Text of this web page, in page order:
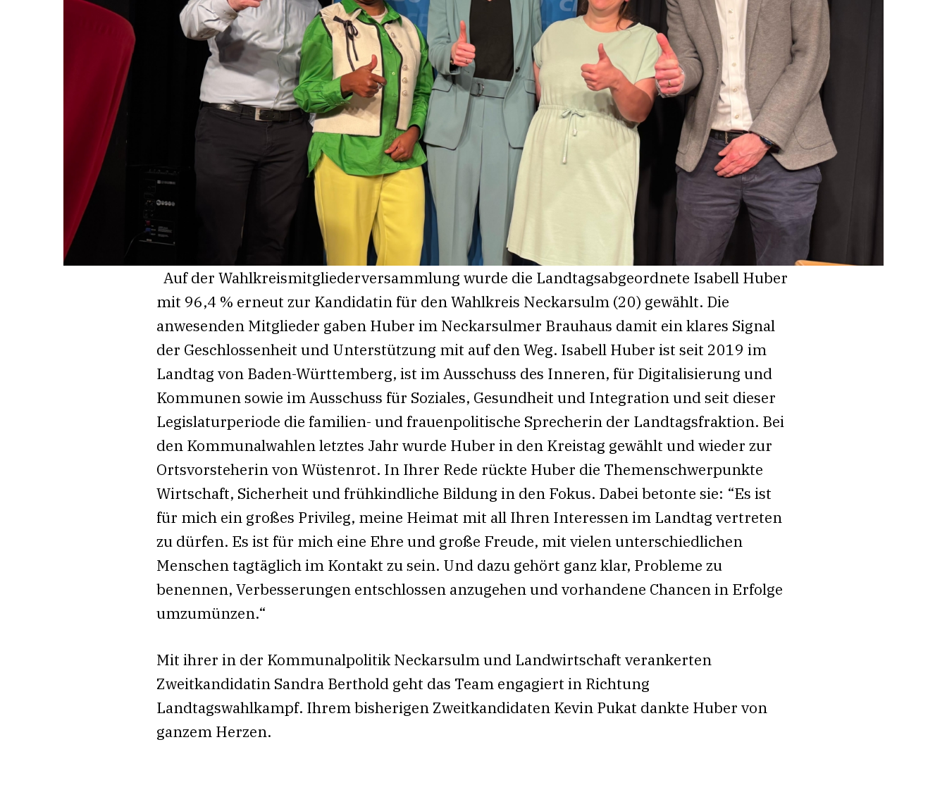
Auf der Wahlkreismitgliederversammlung wurde die Landtagsabgeordnete Isabell Huber
mit 96,4 % erneut zur Kandidatin für den Wahlkreis Neckarsulm (20) gewählt. Die
anwesenden Mitglieder gaben Huber im Neckarsulmer Brauhaus damit ein klares Signal
der Geschlossenheit und Unterstützung mit auf den Weg. Isabell Huber ist seit 2019 im
Landtag von Baden-Württemberg, ist im Ausschuss des Inneren, für Digitalisierung und
Kommunen sowie im Ausschuss für Soziales, Gesundheit und Integration und seit dieser
Legislaturperiode die familien- und frauenpolitische Sprecherin der Landtagsfraktion. Bei
den Kommunalwahlen letztes Jahr wurde Huber in den Kreistag gewählt und wieder zur
Ortsvorsteherin von Wüstenrot. In Ihrer Rede rückte Huber die Themenschwerpunkte
Wirtschaft, Sicherheit und frühkindliche Bildung in den Fokus. Dabei betonte sie: “Es ist
für mich ein großes Privileg, meine Heimat mit all Ihren Interessen im Landtag vertreten
zu dürfen. Es ist für mich eine Ehre und große Freude, mit vielen unterschiedlichen
Menschen tagtäglich im Kontakt zu sein. Und dazu gehört ganz klar, Probleme zu
benennen, Verbesserungen entschlossen anzugehen und vorhandene Chancen in Erfolge
umzumünzen.“
Mit ihrer in der Kommunalpolitik Neckarsulm und Landwirtschaft verankerten
Zweitkandidatin Sandra Berthold geht das Team engagiert in Richtung
Landtagswahlkampf. Ihrem bisherigen Zweitkandidaten Kevin Pukat dankte Huber von
ganzem Herzen.